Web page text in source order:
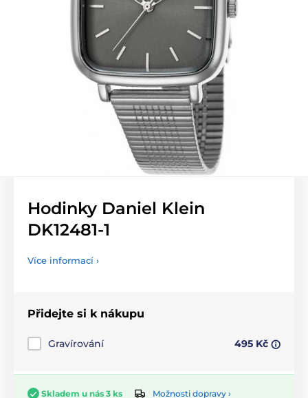
Hodinky Daniel Klein
DK12481-1
Více informací ›
Přidejte si k nákupu
Gravírování 495 Kč
Skladem u nás 3 ks
Možnosti dopravy ›